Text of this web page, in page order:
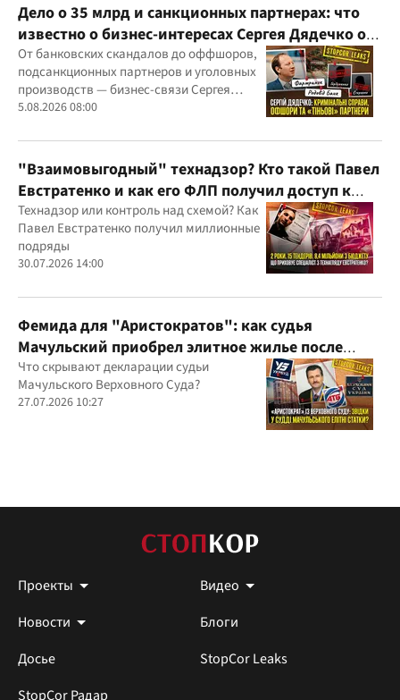
Дело о 35 млрд и санкционных партнерах: что
известно о бизнес-интересах Сергея Дядечко от
"Родовид Банка" до "ФАРМАСЕЛ"
От банковских скандалов до оффшоров,
подсанкционных партнеров и уголовных
производств — бизнес-связи Сергея
Дядечко до сих пор простираются через
юрисдикций
5.08.2026 08:00
"Взаимовыгодный" технадзор? Кто такой Павел
Евстратенко и как его ФЛП получил доступ к
бюджетным миллионам?
Технадзор или контроль над схемой? Как
Павел Евстратенко получил миллионные
подряды
30.07.2026 14:00
Фемида для "Аристократов": как судья
Мачульский приобрел элитное жилье после
вердикта в пользу застройщика?
Что скрывают декларации судьи
Мачульского Верховного Суда?
27.07.2026 10:27
Проекты
Видео
Новости
Блоги
Досье
StopCor Leaks
StopCor Радар